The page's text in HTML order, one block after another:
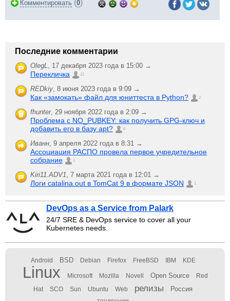
Комментировать (0)
Последние комментарии
OlegL, 17 декабря 2023 года в 15:00 →
Перекличка 21
REDkiy, 8 июня 2023 года в 9:09 →
Как «замокать» файл для юниттеста в Python? 2
fhunter, 29 ноября 2022 года в 2:09 →
Проблема с NO_PUBKEY: как получить GPG-ключ и
добавить его в базу apt?
6
Иванн, 9 апреля 2022 года в 8:31 →
Ассоциация РАСПО провела первое учредительное
собрание
1
Kiri11.ADV1, 7 марта 2021 года в 12:01 →
Логи catalina.out в TomCat 9 в формате JSON 1
DevOps as a Service from Palark
24/7 SRE & DevOps service to cover all your
Kubernetes needs.
Android BSD Debian Firefox FreeBSD IBM KDE
Linux Microsoft Mozilla Novell Open Source Red
Hat SCO Sun Ubuntu Web релизы Россия